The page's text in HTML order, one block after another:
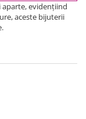
aparte, evidenţiind
aceste bijuterii